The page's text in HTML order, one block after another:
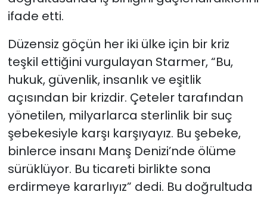
ifade etti.
Düzensiz göçün her iki ülke için bir kriz
teşkil ettiğini vurgulayan Starmer, “Bu,
hukuk, güvenlik, insanlık ve eşitlik
açısından bir krizdir. Çeteler tarafından
yönetilen, milyarlarca sterlinlik bir suç
şebekesiyle karşı karşıyayız. Bu şebeke,
binlerce insanı Manş Denizi’nde ölüme
sürüklüyor. Bu ticareti birlikte sona
erdirmeye kararlıyız” dedi. Bu doğrultuda